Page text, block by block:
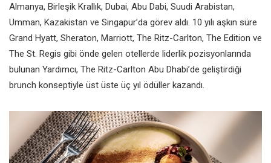
Almanya, Birleşik Krallık, Dubai, Abu Dabi, Suudi Arabistan,
Umman, Kazakistan ve Singapur’da görev aldı. 10 yılı aşkın süre
Grand Hyatt, Sheraton, Marriott, The Ritz-Carlton, The Edition ve
The St. Regis gibi önde gelen otellerde liderlik pozisyonlarında
bulunan Yardımcı, The Ritz-Carlton Abu Dhabi’de geliştirdiği
brunch konseptiyle üst üste üç yıl ödüller kazandı.